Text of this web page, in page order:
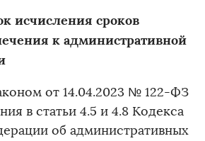
исчисления сроков
к административной
от 14.04.2023 № 122-ФЗ
в статьи 4.5 и 4.8 Кодекса
об административных